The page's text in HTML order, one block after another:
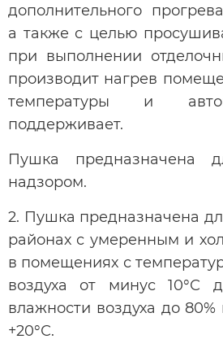
дополнительного
а также с целью
при выполнении
производит нагрев
температуры и
поддерживает.
Пушка предназначена
надзором.
2. Пушка предназначена
районах с умеренным и
в помещениях с
воздуха от минус 10°С
влажности воздуха до
+20°С.